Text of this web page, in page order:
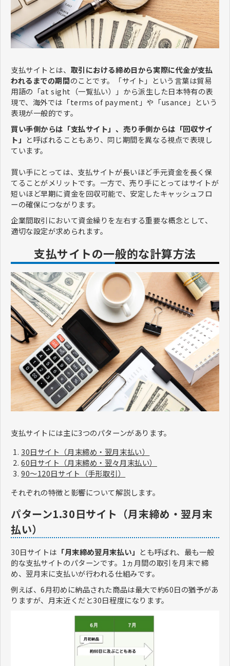
支払サイトとは、 取引における締め日から実際に代金が支払
われるまでの期間のことです。「サイト」という言葉は貿易
用語の「at sight（一覧払い）」から派生した日本特有の表
現で、海外では「terms of payment」や「usance」という
表現が一般的です。
買い手側からは「支払サイト」、売り手側からは「回収サイ
ト」 と呼ばれることもあり、同じ期間を異なる視点で表現し
ています。
買い手にとっては、支払サイトが長いほど手元資金を長く保
てることがメリットです。一方で、売り手にとってはサイトが
短いほど早期に資金を回収可能で、安定したキャッシュフロ
ーの確保につながります。
企業間取引において資金繰りを左右する重要な概念として、
適切な設定が求められます。
支払サイトの一般的な計算方法
支払サイトには主に3つのパターンがあります。
30日サイト（月末締め・翌月末払い）
60日サイト（月末締め・翌々月末払い）
90～120日サイト（手形取引）
それぞれの特徴と影響について解説します。
パターン1.30日サイト（月末締め・翌月末
払い）
30日サイトは 「月末締め翌月末払い」 とも呼ばれ、最も一般
的な支払サイトのパターンです。1ヵ月間の取引を月末で締
め、翌月末に支払いが行われる仕組みです。
例えば、6月初めに納品された商品は最大で約60日の猶予があ
りますが、月末近くだと30日程度になります。